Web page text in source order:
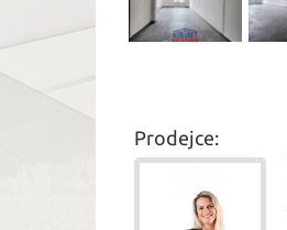
Prodejce: